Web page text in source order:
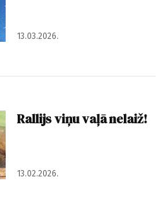
13.03.2026.
Rallijs viņu vaļā nelaiž!
13.02.2026.